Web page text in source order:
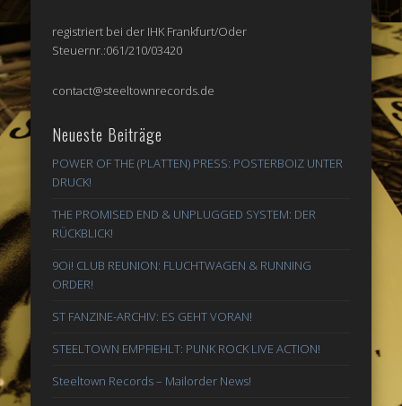
registriert bei der IHK Frankfurt/Oder
Steuernr.:061/210/03420
contact@steeltownrecords.de
Neueste Beiträge
POWER OF THE (PLATTEN) PRESS: POSTERBOIZ UNTER
DRUCK!
THE PROMISED END & UNPLUGGED SYSTEM: DER
RÜCKBLICK!
9Oi! CLUB REUNION: FLUCHTWAGEN & RUNNING
ORDER!
ST FANZINE-ARCHIV: ES GEHT VORAN!
STEELTOWN EMPFIEHLT: PUNK ROCK LIVE ACTION!
Steeltown Records – Mailorder News!